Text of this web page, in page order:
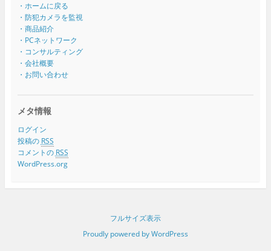
・ホームに戻る
・防犯カメラを監視
・商品紹介
・PCネットワーク
・コンサルティング
・会社概要
・お問い合わせ
メタ情報
ログイン
投稿の RSS
コメントの RSS
WordPress.org
フルサイズ表示
Proudly powered by WordPress